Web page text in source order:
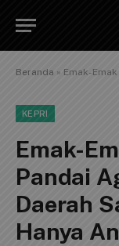
Beranda » Emak-Emak
KEPRI
Emak-
Pandai
Daerah
Hanya